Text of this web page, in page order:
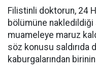
Filistinli doktorun, 24
bölümüne nakledildiği
muameleye maruz
söz konusu saldırıda
kaburgalarından birinin